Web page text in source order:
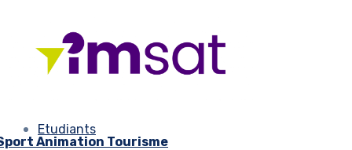
Etudiants
Animation Tourisme